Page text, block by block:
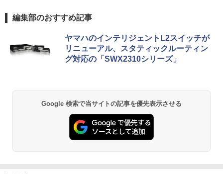
編集部のおすすめ記事
ヤマハのインテリジェントL2スイッチが
リニューアル、スタティックルーティン
グ対応の「SWX2310シリーズ」
Google 検索で当サイトの記事を優先表示させる